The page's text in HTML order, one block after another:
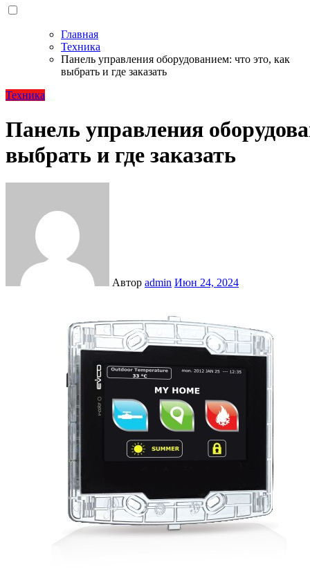
Главная
Техника
Панель управления оборудованием: что это, как
выбрать и где заказать
Техника
Панель управления
выбрать и где заказать
Автор admin Июн 24, 2024